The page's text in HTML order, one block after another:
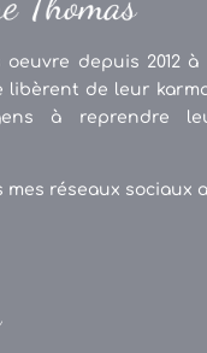
oeuvre depuis 2012
libèrent de leur
à reprendre
réseaux sociaux